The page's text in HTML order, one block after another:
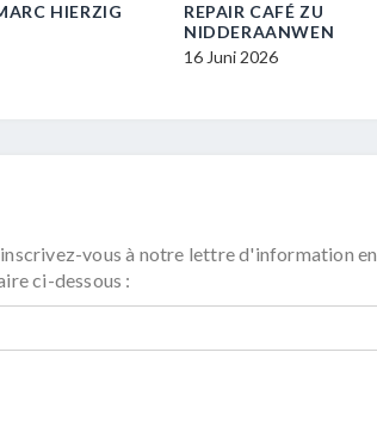
HIERZIG
REPAIR CAFÉ ZU
NIDDERAANWEN
16 Juni 2026
vous à notre lettre d'information en
ci-dessous :